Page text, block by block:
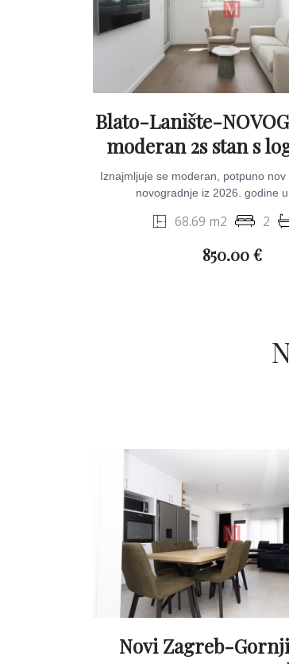
Blato-Lanište-
moderan 2s stan s
GPM
Iznajmljuje se moderan, potpuno
novogradnje iz 2026. godine
68.69 m2 2
850.00 €
Novi Zagreb-